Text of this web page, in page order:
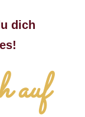
dich
auf